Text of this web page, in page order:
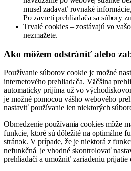
musel zadávať rovnaké
Po zavretí prehliadača sa súbory
Trvalé cookies – zostávajú vo
nezmažete.
Ako môžem odstrániť alebo
Používanie súborov cookie je možné
internetového prehliadača. Väčšina
automaticky prijíma už vo
je možné pomocou vášho webového
nastaviť používanie len niektorých
Obmedzenie používania cookies môže
funkcie, ktoré sú dôležité na optimálne
stránok. V prípade, že je niektorá z
nefunkčná, je vhodné skontrolovať
prehliadači a umožniť zariadeniu prijatie